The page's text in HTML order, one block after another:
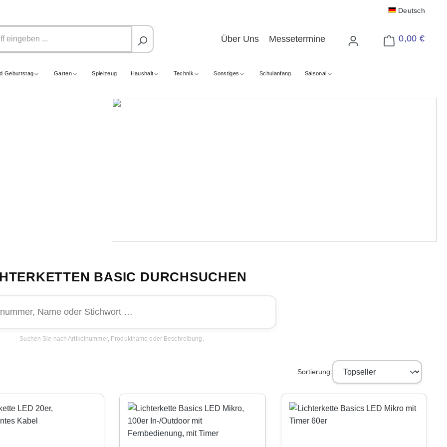
Deutsch
Über Uns Messetermine 0,00 €
Warenkorb enthält
Geburtstag Garten Spielzeug Haushalt Technik Sonstiges Schulanfang Saisonal
BASIC DURCHSUCHEN
Suchen Sie nach Artikelnummer, Produktname oder Beschreibung.
Sortierung: